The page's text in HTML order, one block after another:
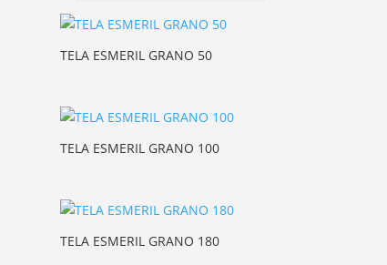
TELA ESMERIL GRANO 50
TELA ESMERIL GRANO 100
TELA ESMERIL GRANO 180